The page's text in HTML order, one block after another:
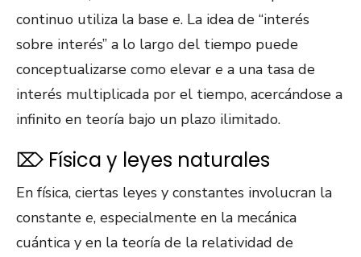
continuo utiliza la base e. La idea de “interés
sobre interés” a lo largo del tiempo puede
conceptualizarse como elevar e a una tasa de
interés multiplicada por el tiempo, acercándose a
infinito en teoría bajo un plazo ilimitado.
⌦ Física y leyes naturales
En física, ciertas leyes y constantes involucran la
constante e, especialmente en la mecánica
cuántica y en la teoría de la relatividad de